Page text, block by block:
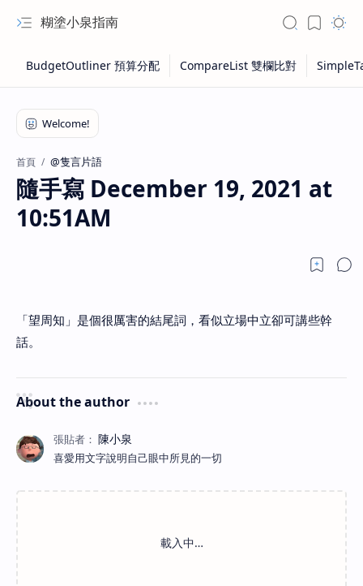
糊塗小泉指南
首頁 @隻言片語
隨手寫 December 19, 2021 at
10:51AM
「望周知」是個很厲害的結尾詞，看似立場中立卻可講些幹
話。
About the author
喜愛用文字說明自己眼中所見的一切